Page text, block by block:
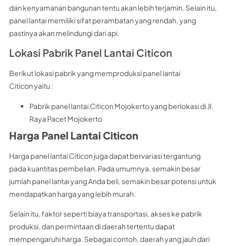
dan kenyamanan bangunan tentu akan lebih terjamin. Selain itu,
panel lantai memiliki sifat perambatan yang rendah, yang
pastinya akan melindungi dari api.
Lokasi Pabrik Panel Lantai Citicon
Berikut lokasi pabrik yang memproduksi panel lantai
Citicon yaitu :
Pabrik panel lantai Citicon Mojokerto yang berlokasi di Jl.
Raya Pacet Mojokerto
Harga Panel Lantai Citicon
Harga panel lantai Citicon juga dapat bervariasi tergantung
pada kuantitas pembelian. Pada umumnya, semakin besar
jumlah panel lantai yang Anda beli, semakin besar potensi untuk
mendapatkan harga yang lebih murah.
Selain itu, faktor seperti biaya transportasi, akses ke pabrik
produksi, dan permintaan di daerah tertentu dapat
mempengaruhi harga. Sebagai contoh, daerah yang jauh dari